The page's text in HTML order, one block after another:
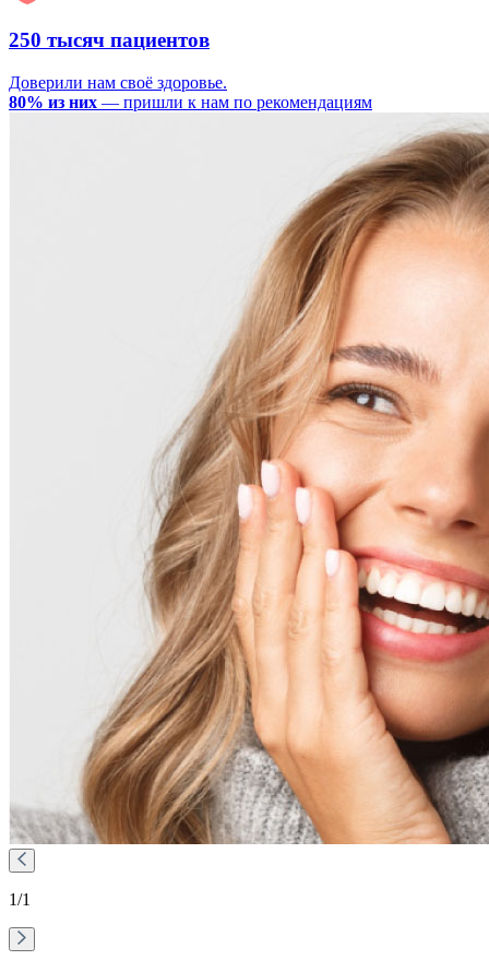
250 тысяч пациентов
Доверили нам своё здоровье.
80% из них — пришли к нам по рекомендациям
1/1